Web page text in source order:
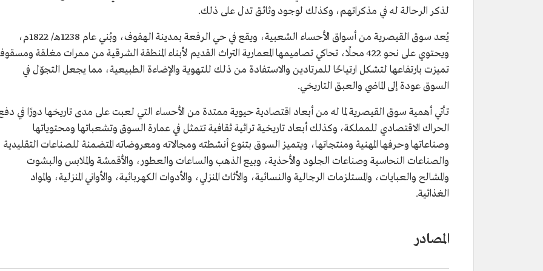
لذكر الرحالة له في مذكراتهم، وكذلك لوجود وثائق تدل على ذلك.
يُعد سوق القيصرية من أسواق الأحساء الشعبية، ويقع في حي الرفعة بمدينة الهفوف، وبُني عام 1238هـ/ 1822م،
ويحتوي على نحو 422 محلًا، تحاكي تصاميمها المعمارية التراث القديم لأبناء المنطقة الشرقية من ممرات مغلقة
تميزت بارتفاعها لتشكل ارتياحًا للمرتادين والاستفادة من ذلك للتهوية والإضاءة الطبيعية، مما يجعل التجوّل في
السوق عودة إلى الماضي والعبق التاريخي.
تأتي أهمية سوق القيصرية لما له من أبعاد اقتصادية حيوية ممتدة من الأحساء التي لعبت على مدى تاريخها دورًا في
الحراك الاقتصادي للمملكة، وكذلك أبعاد تاريخية تراثية ثقافية تتمثل في عمارة السوق وتشعباتها ومحتوياتها
وصناعاتها وحرفها المهنية ومنتجاتها، ويتميز السوق بتنوع أنشطته ومجالاته ومعروضاته المتضمنة للصناعات التقليدية
والصناعات النحاسية وصناعات الجلود والأحذية، وبيع الذهب والساعات والعطور، والأقمشة والملابس والبشوت
والمشالح والعبايات، والمستلزمات الرجالية والنسائية، والأثاث المنزلي، والأدوات الكهربائية، والأواني المنزلية، والمواد
الغذائية.
المصادر